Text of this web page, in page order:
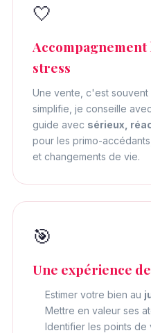
🤍
Accompagnement
stress
Une vente, c'est souvent
simplifie, je conseille
guide avec sérieux,
pour les primo-
et changements de vie.
🎯
Une expérience
Estimer votre bien au
Mettre en valeur ses
Identifier les points de